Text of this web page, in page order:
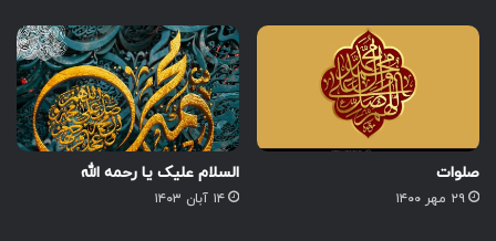
صلوات
۲۹ مهر ۱۴۰۰
السلام علیک یا رحمه الله
۱۴ آبان ۱۴۰۳